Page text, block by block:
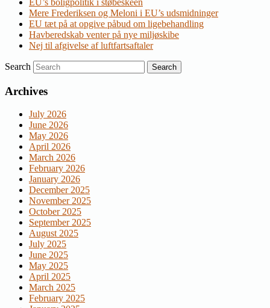
Mere Frederiksen og Meloni i EU’s udsmidninger
EU tæt på at opgive påbud om ligebehandling
Havberedskab venter på nye miljøskibe
Nej til afgivelse af luftfartsaftaler
Search
Archives
July 2026
June 2026
May 2026
April 2026
March 2026
February 2026
January 2026
December 2025
November 2025
October 2025
September 2025
August 2025
July 2025
June 2025
May 2025
April 2025
March 2025
February 2025